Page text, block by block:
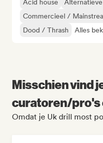
Acid house
Commercieel /
Dood / Thrash
Alles
Misschien vind
curatoren/pro's
Omdat je Uk drill most